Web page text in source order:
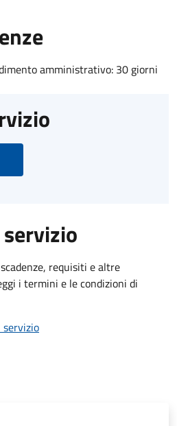
amministrativo: 30 giorni
requisiti e altre
i termini e le condizioni di
servizio